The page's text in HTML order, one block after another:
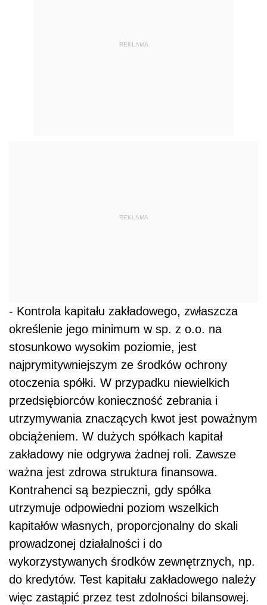
REKLAMA
REKLAMA
- Kontrola kapitału zakładowego, zwłaszcza
określenie jego minimum w sp. z o.o. na
stosunkowo wysokim poziomie, jest
najprymitywniejszym ze środków ochrony
otoczenia spółki. W przypadku niewielkich
przedsiębiorców konieczność zebrania i
utrzymywania znaczących kwot jest poważnym
obciążeniem. W dużych spółkach kapitał
zakładowy nie odgrywa żadnej roli. Zawsze
ważna jest zdrowa struktura finansowa.
Kontrahenci są bezpieczni, gdy spółka
utrzymuje odpowiedni poziom wszelkich
kapitałów własnych, proporcjonalny do skali
prowadzonej działalności i do
wykorzystywanych środków zewnętrznych, np.
do kredytów. Test kapitału zakładowego należy
więc zastąpić przez test zdolności bilansowej.